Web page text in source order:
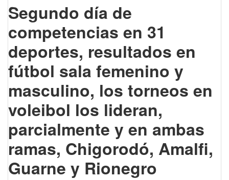
Segundo día de
competencias en 31
deportes, resultados en
fútbol sala femenino y
masculino, los torneos en
voleibol los lideran,
parcialmente y en ambas
ramas, Chigorodó, Amalfi,
Guarne y Rionegro